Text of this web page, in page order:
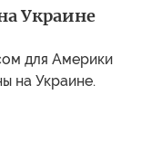
Украине
для Америки
на Украине.